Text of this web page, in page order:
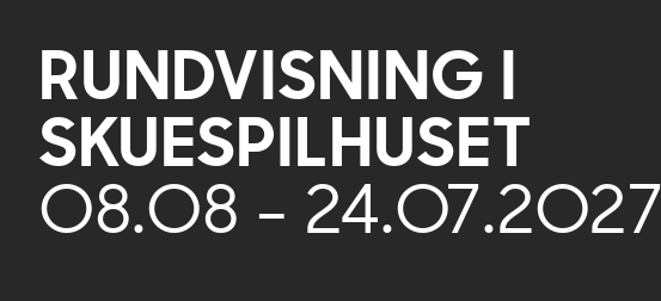
RUNDVISNING I
SKUESPILHUSET
08.08 - 24.07.2027